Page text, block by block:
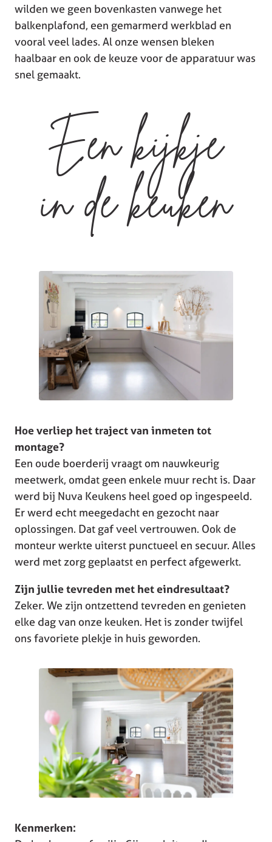
wilden we geen bovenkasten vanwege het
balkenplafond, een gemarmerd werkblad en
vooral veel lades. Al onze wensen bleken
haalbaar en ook de keuze voor de apparatuur was
snel gemaakt.
Een kijkje
in de keuken
Hoe verliep het traject van inmeten tot
montage?
Een oude boerderij vraagt om nauwkeurig
meetwerk, omdat geen enkele muur recht is. Daar
werd bij Nuva Keukens heel goed op ingespeeld.
Er werd echt meegedacht en gezocht naar
oplossingen. Dat gaf veel vertrouwen. Ook de
monteur werkte uiterst punctueel en secuur. Alles
werd met zorg geplaatst en perfect afgewerkt.
Zijn jullie tevreden met het eindresultaat?
Zeker. We zijn ontzettend tevreden en genieten
elke dag van onze keuken. Het is zonder twijfel
ons favoriete plekje in huis geworden.
Kenmerken: